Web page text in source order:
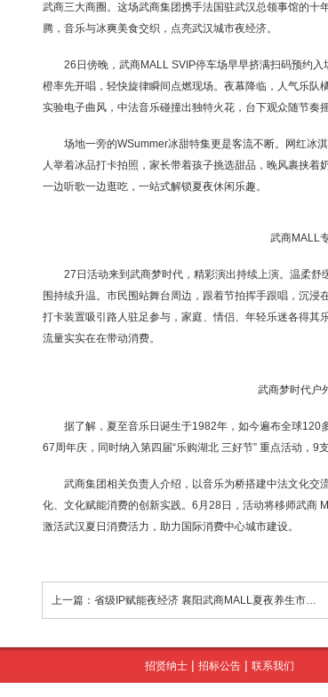
武商三大商圈。这场武商集团携手法国驻武汉总领事馆的
腾，音乐与冰爽美食交织，点亮武汉城市夜经济。
26日傍晚，武商MALL SVIP停车场早早挤满扫码预约
橙率先开唱，轻快旋律瞬间点燃现场。夜幕降临，人气乐
实验电子曲风，中法音乐碰撞出独特火花，台下观众随节奏
场地一旁的WSummer冰甜特集更是客流不断。网红冰
人举着冰品打卡拍照，家长带着孩子挑选甜品，晚风裹挟着
一边听歌一边逛吃，一站式解锁夏夜休闲乐趣。
武商MALL
27日活动来到武商梦时代，精彩演出持续上演。温柔
围持续升温。市民围站舞台周边，跟着节拍挥手跟唱，沉
打卡装置吸引路人驻足参与，家庭、情侣、年轻乐迷各得
流量实实在在带动消费。
武商梦时代户
据了解，夏至音乐日诞生于1982年，如今遍布全球120
67周年庆，同时纳入第四届“乐购湖北 三好节” 重点活动，9
武商集团相关负责人介绍，以音乐为桥搭建中法文化交
化、文化赋能消费的创新实践。6月28日，活动将移师武商
激活武汉夏日消费活力，助力国际消费中心城市建设。
上一篇：省级IP赋能夜经济 襄阳武商MALL夏夜养生市集亮眼出圈
招贤纳士 | 招标公告 | 联系我们